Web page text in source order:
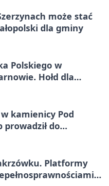
może stać
dla gminy
Polskiego w
Hołd dla
kamienicy Pod
prowadził do
Platformy